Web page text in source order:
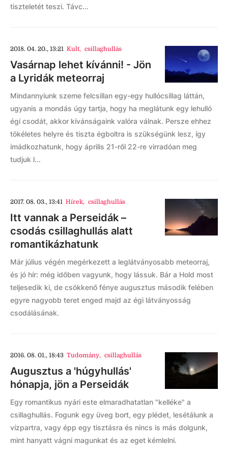
tiszteletét teszi. Távc...
2018. 04. 20., 13:21 Kult, csillaghullás
Vasárnap lehet kívánni! - Jön
a Lyridák meteorraj
Mindannyiunk szeme felcsillan egy-egy hullócsillag láttán,
ugyanis a mondás úgy tartja, hogy ha meglátunk egy lehulló
égi csodát, akkor kívánságaink valóra válnak. Persze ehhez
tökéletes helyre és tiszta égboltra is szükségünk lesz, így
imádkozhatunk, hogy április 21-ről 22-re virradóan meg
tudjuk l...
2017. 08. 03., 13:41 Hírek, csillaghullás
Itt vannak a Perseidák –
csodás csillaghullás alatt
romantikázhatunk
Már július végén megérkezett a leglátványosabb meteorraj,
és jó hír: még időben vagyunk, hogy lássuk. Bár a Hold most
teljesedik ki, de csökkenő fénye augusztus második felében
egyre nagyobb teret enged majd az égi látványosság
csodálásának.
2016. 08. 01., 18:43 Tudomány, csillaghullás
Augusztus a 'húgyhullás'
hónapja, jön a Perseidák
Egy romantikus nyári este elmaradhatatlan "kelléke" a
csillaghullás. Fogunk egy üveg bort, egy plédet, lesétálunk a
vízpartra, vagy épp egy tisztásra és nincs is más dolgunk,
mint hanyatt vágni magunkat és az eget kémlelni.